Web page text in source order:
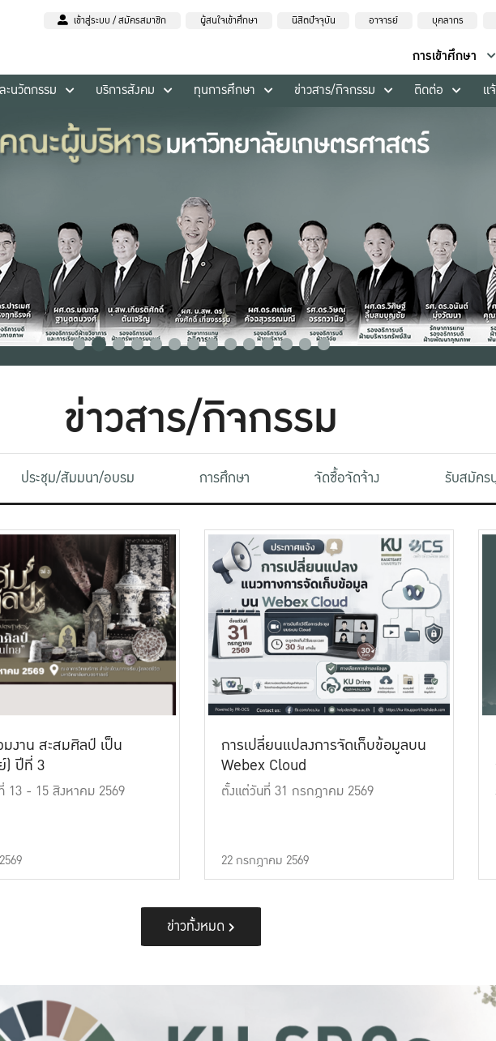
เข้าสู่ระบบ / สมัครสมาชิก ผู้สนใจเข้าศึกษา นิสิตปัจจุบัน อาจารย์ บุคลากร
การเข้าศึกษา
ะนวัตกรรม บริการสังคม ทุนการศึกษา ข่าวสาร/กิจกรรม ติดต่อ แ
ข่าวสาร/กิจกรรม
ประชุม/สัมมนา/อบรม การศึกษา จัดซื้อจัดจ้าง รับสมัคร
งาน สะสมศิลป์ เป็น
ปีที่ 3
13 - 15 สิงหาคม 2569
การเปลี่ยนแปลงการจัดเก็บข้อมูลบน
Webex Cloud
ตั้งแต่วันที่ 31 กรกฎาคม 2569
22 กรกฎาคม 2569
ข่าวทั้งหมด